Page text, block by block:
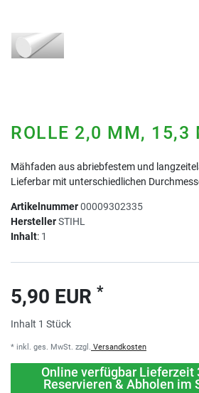
ROLLE 2,0 MM, 15,3
Mähfaden aus abriebfestem und
Lieferbar mit unterschiedlichen
Artikelnummer00009302335
HerstellerSTIHL
Inhalt: 1
5,90 EUR*
Inhalt 1 Stück
* inkl. ges. MwSt. zzgl. Versandkosten
Online verfügbar Lieferzeit
Reservieren & Abholen im